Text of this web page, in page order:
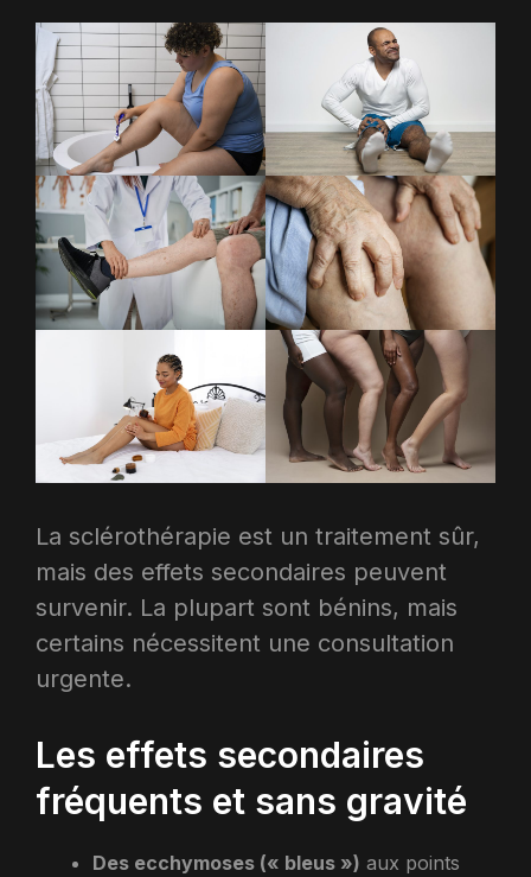
La sclérothérapie est un traitement sûr,
mais des effets secondaires peuvent
survenir. La plupart sont bénins, mais
certains nécessitent une consultation
urgente.
Les effets secondaires
fréquents et sans gravité
Des ecchymoses (« bleus ») aux points